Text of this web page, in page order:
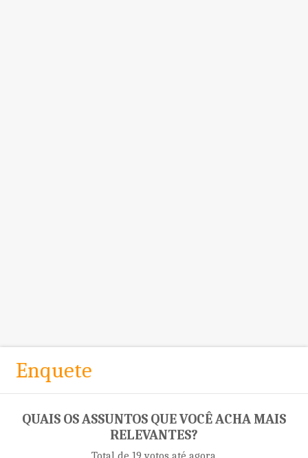
Enquete
QUAIS OS ASSUNTOS QUE VOCÊ ACHA MAIS
RELEVANTES?